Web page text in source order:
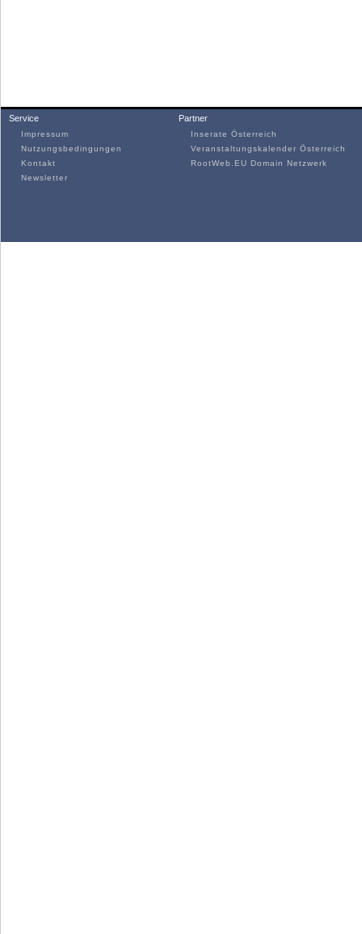
Service
Impressum
Nutzungsbedingungen
Kontakt
Newsletter
Partner
Inserate Österreich
Veranstaltungskalender Österreich
RootWeb.EU Domain Netzwerk